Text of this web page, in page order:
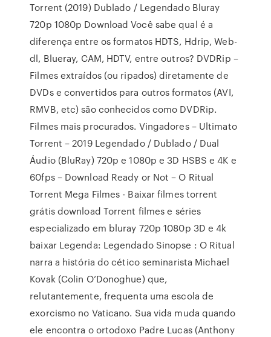
Torrent (2019) Dublado / Legendado Bluray
720p 1080p Download Você sabe qual é a
diferença entre os formatos HDTS, Hdrip, Web-
dl, Blueray, CAM, HDTV, entre outros? DVDRip –
Filmes extraídos (ou ripados) diretamente de
DVDs e convertidos para outros formatos (AVI,
RMVB, etc) são conhecidos como DVDRip.
Filmes mais procurados. Vingadores – Ultimato
Torrent – 2019 Legendado / Dublado / Dual
Áudio (BluRay) 720p e 1080p e 3D HSBS e 4K e
60fps – Download Ready or Not – O Ritual
Torrent Mega Filmes - Baixar filmes torrent
grátis download Torrent filmes e séries
especializado em bluray 720p 1080p 3D e 4k
baixar Legenda: Legendado Sinopse : O Ritual
narra a história do cético seminarista Michael
Kovak (Colin O’Donoghue) que,
relutantemente, frequenta uma escola de
exorcismo no Vaticano. Sua vida muda quando
ele encontra o ortodoxo Padre Lucas (Anthony